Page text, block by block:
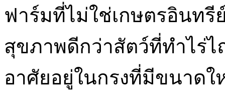
ฟาร์มที่ไม่ใช่เกษตรอินท
สุขภาพดีกว่าสัตว์ที่ทำไร่
อาศัยอยู่ในกรงที่มีขนาด